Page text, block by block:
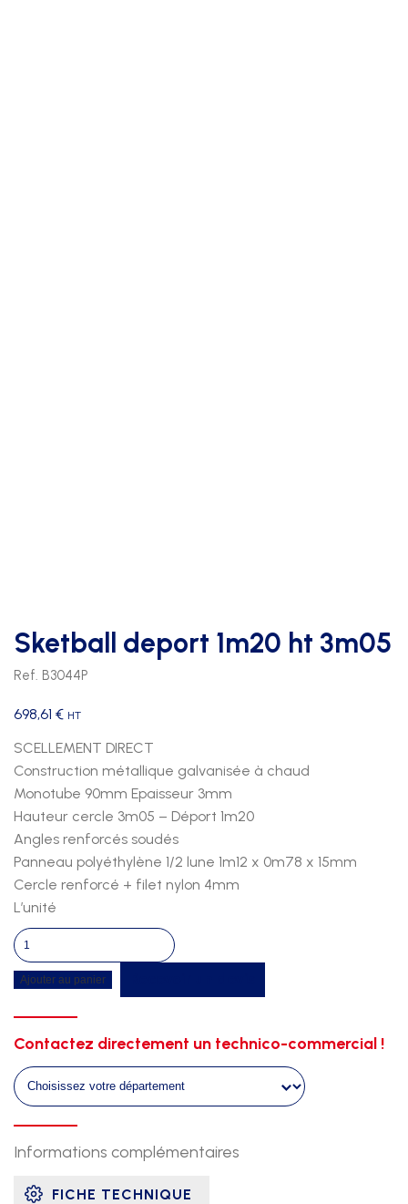
Sketball deport 1m20 ht 3m05
Ref. B3044P
698,61 € HT
SCELLEMENT DIRECT
Construction métallique galvanisée à chaud
Monotube 90mm Epaisseur 3mm
Hauteur cercle 3m05 – Déport 1m20
Angles renforcés soudés
Panneau polyéthylène 1/2 lune 1m12 x 0m78 x 15mm
Cercle renforcé + filet nylon 4mm
L’unité
quantité
de
Sketball
ht
3m05
Ajouter au panier
Contactez directement un technico-commercial !
Informations complémentaires
FICHE TECHNIQUE